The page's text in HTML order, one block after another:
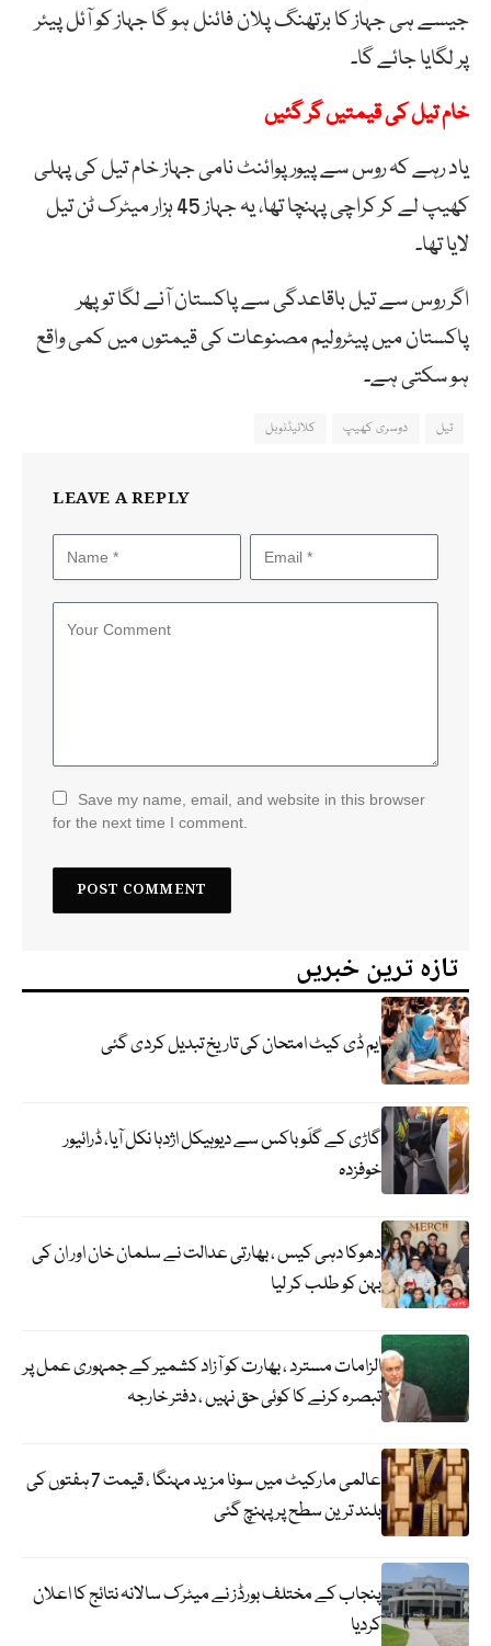
جیسے ہی جہاز کا برتھنگ پلان فائنل ہو گا جہاز کو آئل پیئر
پر لگایا جائے گا۔
خام تیل کی قیمتیں گر گئیں
یاد رہے کہ روس سے پیور پوائنٹ نامی جہاز خام تیل کی پہلی
کھیپ لے کر کراچی پہنچا تھا، یہ جہاز 45 ہزار میٹرک ٹن تیل
لایا تھا۔
اگر روس سے تیل باقاعدگی سے پاکستان آنے لگا توپھر
پاکستان میں پیٹرولیم مصنوعات کی قیمتوں میں کمی واقع
ہو سکتی ہے۔
تیل دوسری کھیپ کلائیڈنوبل
LEAVE A REPLY
Save my name, email, and website in this browser
for the next time I comment.
تازہ ترین خبریں
ایم ڈی کیٹ امتحان کی تاریخ تبدیل کردی گئی
گاڑی کے گلَو باکس سے دیوہیکل اژدہا نکل آیا، ڈرائیور
خوفزدہ
دھوکا دہی کیس ، بھارتی عدالت نے سلمان خان اور ان کی
بہن کو طلب کر لیا
الزامات مسترد ، بھارت کو آزاد کشمیر کے جمہوری عمل پر
تبصرہ کرنے کا کوئی حق نہیں ، دفتر خارجہ
عالمی مارکیٹ میں سونا مزید مہنگا ، قیمت 7 ہفتوں کی
بلند ترین سطح پر پہنچ گئی
پنجاب کے مختلف بورڈز نے میٹرک سالانہ نتائج کا اعلان
کردیا